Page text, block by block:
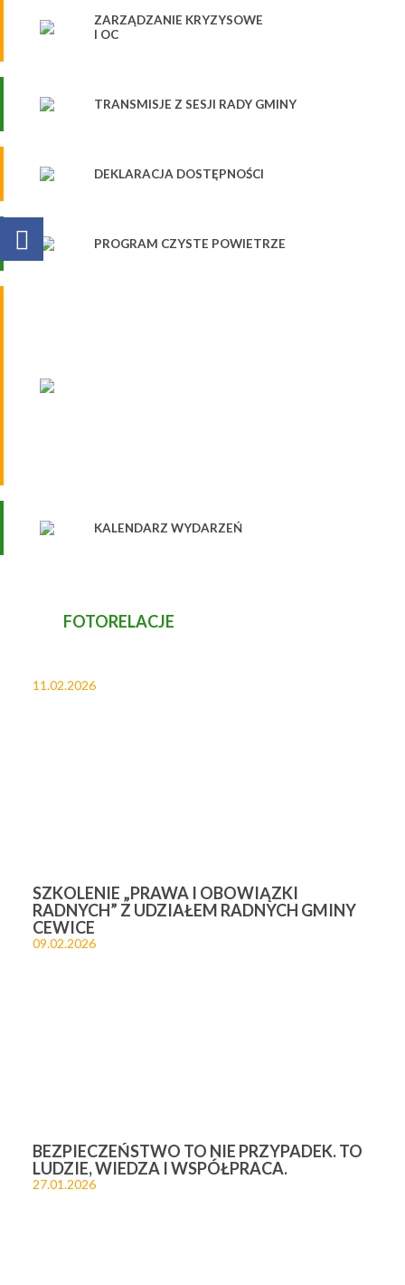
ZARZĄDZANIE KRYZYSOWE
I OC
TRANSMISJE Z SESJI RADY GMINY
DEKLARACJA DOSTĘPNOŚCI
PROGRAM CZYSTE POWIETRZE
KALENDARZ WYDARZEŃ
FOTORELACJE
11.02.2026
SZKOLENIE „PRAWA I OBOWIĄZKI
RADNYCH” Z UDZIAŁEM RADNYCH GMINY
CEWICE
09.02.2026
BEZPIECZEŃSTWO TO NIE PRZYPADEK. TO
LUDZIE, WIEDZA I WSPÓŁPRACA.
27.01.2026